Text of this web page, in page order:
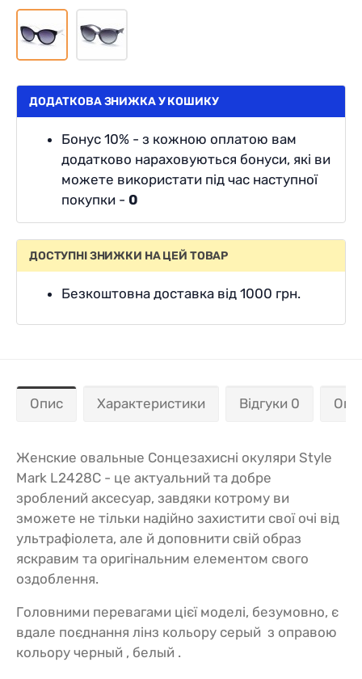
ДОДАТКОВА ЗНИЖКА У КОШИКУ
Бонус 10% - з кожною оплатою вам
додатково нараховуються бонуси, які ви
можете використати під час наступної
покупки - 0
ДОСТУПНІ ЗНИЖКИ НА ЦЕЙ ТОВАР
Безкоштовна доставка від 1000 грн.
Опис Характеристики Відгуки 0
Женские овальные Сонцезахисні окуляри Style
Mark L2428C - це актуальний та добре
зроблений аксесуар, завдяки котрому ви
зможете не тільки надійно захистити свої очі від
ультрафіолета, але й доповнити свій образ
яскравим та оригінальним елементом свого
оздоблення.
Головними перевагами цієї моделі, безумовно, є
вдале поєднання лінз кольору серый з оправою
кольору черный , белый .